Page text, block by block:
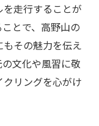
走行することが
とで、高野山の
その魅力を伝え
文化や風習に敬
リングを心がけ